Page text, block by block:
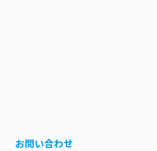
お問い合わせ